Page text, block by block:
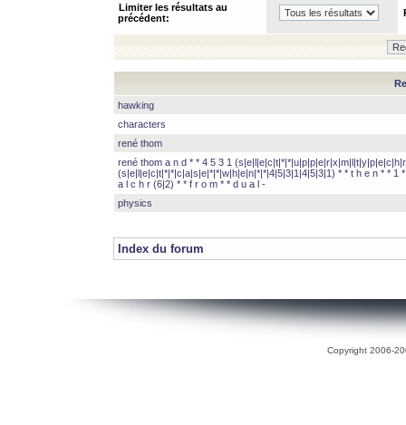
Limiter les résultats au
précédent:
hawking
characters
rené thom
rené thom a n d * * 4 5 3 1
(s|e|l|e|c|t|*|*|c|a|s|e|*|*|w|h|e|n|*|*|4|5|3|1|4|5|3|1) * * t h e n * * 1
a l c h r (6|2) * * f r o m * * d u a l -
physics
Index du forum
Copyright 2006-